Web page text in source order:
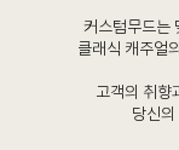
커스텀무드는
클래식 캐주얼
고객의 취향
당신